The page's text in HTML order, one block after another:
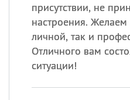
присутствии, не
настроения.
личной, так и
Отличного вам
ситуации!